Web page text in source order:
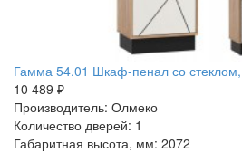
Гамма 54.01 Шкаф-пенал со
10 489 ₽
Производитель: Олмеко
Количество дверей: 1
Габаритная высота, мм: 2072